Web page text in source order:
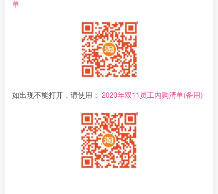
单
如出现不能打开，请使用： 2020年双11员工内购清单(备用)